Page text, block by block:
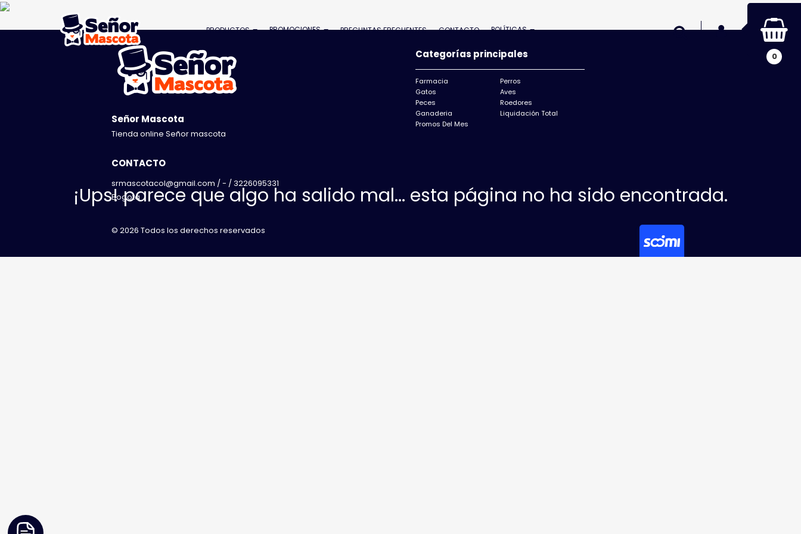
PRODUCTOS PROMOCIONES PREGUNTAS FRECUENTES CONTACTO POLÍTICAS INICIAR SESIÓN
Buscar
0
¡Ups! parece que algo ha salido mal... esta página no ha sido encontrada.
Señor Mascota
Tienda online Señor mascota
CONTACTO
srmascotacol@gmail.com / - / 3226095331
Bogota
© 2026 Todos los derechos reservados
Categorías principales
Farmacia
Perros
Gatos
Aves
Peces
Roedores
Ganaderia
Liquidación Total
Promos Del Mes